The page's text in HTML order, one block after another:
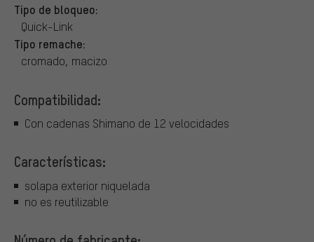
Tipo de bloqueo:
Quick-Link
Tipo remache:
cromado, macizo
Compatibilidad:
Con cadenas Shimano de 12 velocidades
Características:
solapa exterior niquelada
no es reutilizable